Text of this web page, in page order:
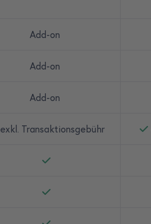
Add-on
Add-on
Add-on
exkl. Transaktionsgebühr